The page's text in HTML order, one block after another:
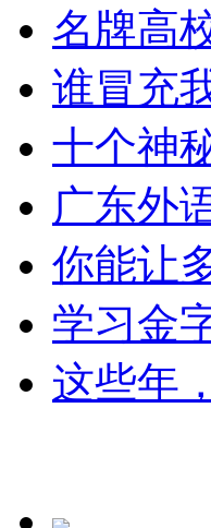
名牌高
谁冒充
十个神
广东外
你能让
学习金
这些年